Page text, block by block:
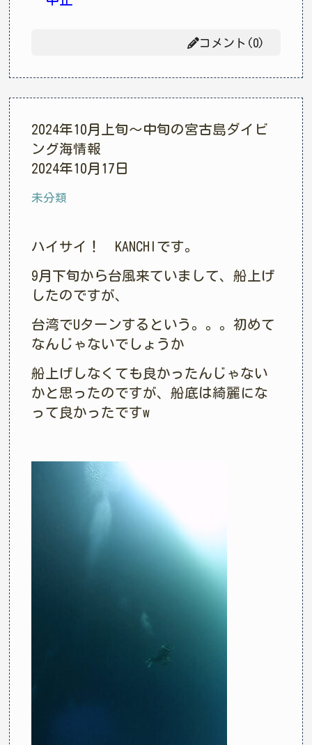
コメント(0)
2024年10月上旬〜中旬の宮古島ダイビ
ング海情報
2024年10月17日
未分類
ハイサイ！ KANCHIです。
9月下旬から台風来ていまして、船上げ
したのですが、
台湾でUターンするという。。。初めて
なんじゃないでしょうか
船上げしなくても良かったんじゃない
かと思ったのですが、船底は綺麗にな
って良かったですw